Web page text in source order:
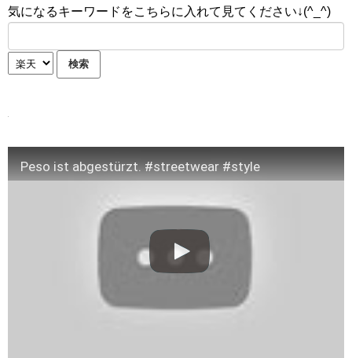
気になるキーワードをこちらに入れて見てください↓(^_^)
Peso ist abgestürzt. #streetwear #style